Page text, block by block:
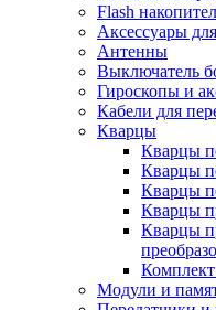
Flash
Аксессуары
Антенны
Выключатель
Гироскопы и
Кабели для
Кварцы
Кварцы
Кварцы
Кварцы
Кварцы
Кварцы
Модули и